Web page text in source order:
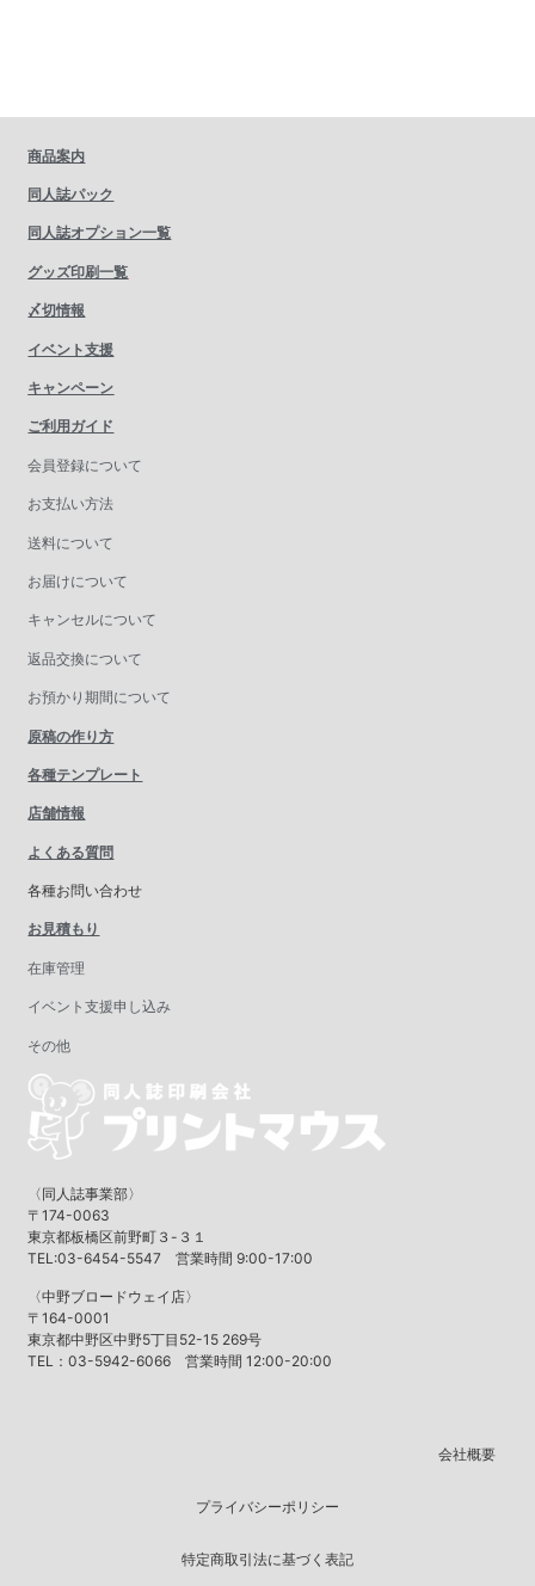
商品案内
同人誌パック
同人誌オプション一覧
グッズ印刷一覧
〆切情報
イベント支援
キャンペーン
ご利用ガイド
会員登録について
お支払い方法
送料について
お届けについて
キャンセルについて
返品交換について
お預かり期間について
原稿の作り方
各種テンプレート
店舗情報
よくある質問
各種お問い合わせ
お見積もり
在庫管理
イベント支援申し込み
その他
〈同人誌事業部〉
〒174-0063
東京都板橋区前野町３-３１
TEL:03-6454-5547 営業時間 9:00-17:00
〈中野ブロードウェイ店〉
〒164-0001
東京都中野区中野5丁目52-15 269号
TEL：03-5942-6066 営業時間 12:00-20:00
会社概要
プライバシーポリシー
特定商取引法に基づく表記